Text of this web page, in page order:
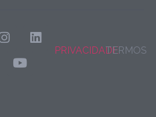
PRIVACIDADETERMOS